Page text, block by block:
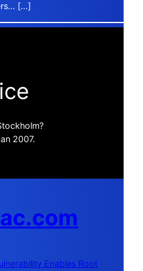
[…]
2007.
Enables Root